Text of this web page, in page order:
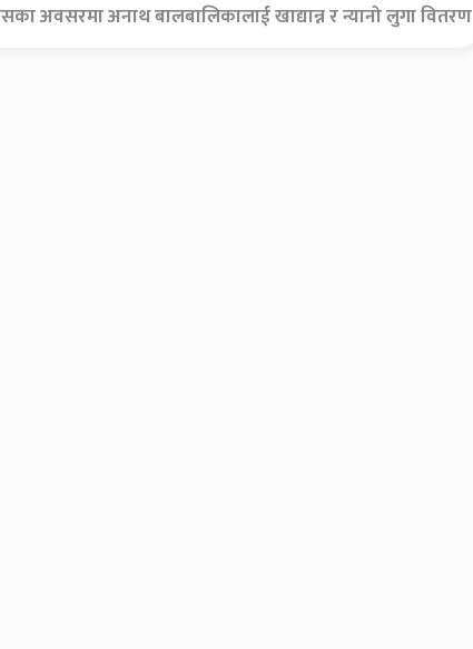
अवसरमा अनाथ बालबालिकालाई खाद्यान्न र न्यानो लुगा वितरण